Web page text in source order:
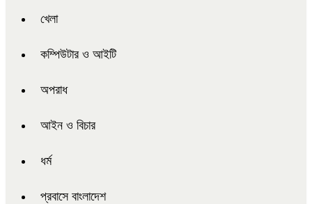
খেলা
কম্পিউটার ও আইটি
অপরাধ
আইন ও বিচার
ধর্ম
প্রবাসে বাংলাদেশ